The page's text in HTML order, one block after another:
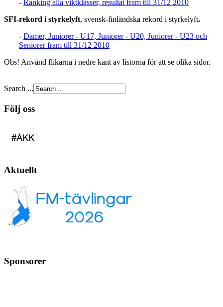
- Ranking alla viktklasser, resultat fram till 31/12 2010
SFI-rekord i styrkelyft, svensk-finländska rekord i styrkelyft.
- Damer, Juniorer - U17, Juniorer - U20, Juniorer - U23 och
Seniorer fram till 31/12 2010
Obs! Använd flikarna i nedre kant av listorna för att se olika sidor.
Search ...
Följ oss
Aktuellt
Sponsorer